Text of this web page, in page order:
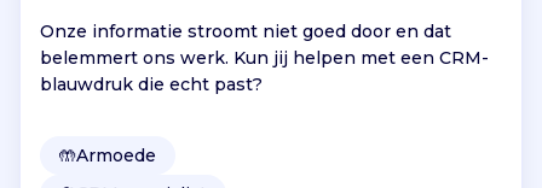
Onze informatie stroomt niet goed door en dat
belemmert ons werk. Kun jij helpen met een CRM-
blauwdruk die echt past?
🤲Armoede